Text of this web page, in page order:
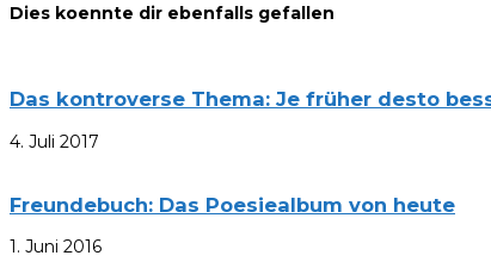
Dies koennte dir ebenfalls gefallen
Das kontroverse Thema: Je früher desto
4. Juli 2017
Freundebuch: Das Poesiealbum von heute
1. Juni 2016